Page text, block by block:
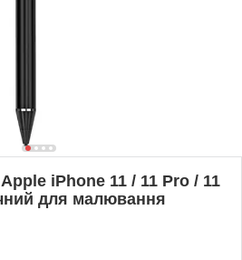
iPhone 11 / 11 Pro / 11
для малювання